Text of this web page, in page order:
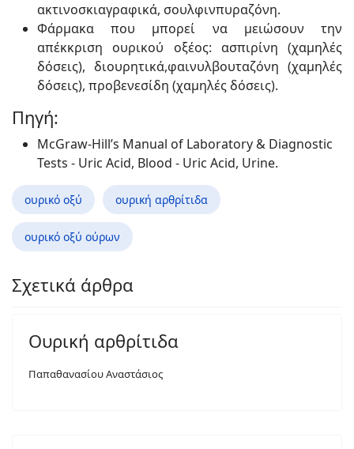
ακτινοσκιαγραφικά, σουλφινπυραζόνη.
Φάρμακα που μπορεί να μειώσουν την
απέκκριση ουρικού οξέος: ασπιρίνη (χαμηλές
δόσεις), διουρητικά,φαινυλβουταζόνη (χαμηλές
δόσεις), προβενεσίδη (χαμηλές δόσεις).
Πηγή:
McGraw-Hill’s Manual of Laboratory & Diagnostic
Tests - Uric Acid, Blood - Uric Acid, Urine.
ουρικό οξύ ουρική αρθρίτιδα
ουρικό οξύ ούρων
Σχετικά άρθρα
Ουρική αρθρίτιδα
Παπαθανασίου Αναστάσιος